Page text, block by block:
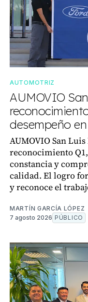
AUTOMOTRIZ
AUMOVIO
desempeño
AUMOVIO San
reconocimiento
constancia y
calidad. El logro
y reconoce el
MARTÍN GARCÍA LÓPEZ
7 agosto 2026 PÚBLICO